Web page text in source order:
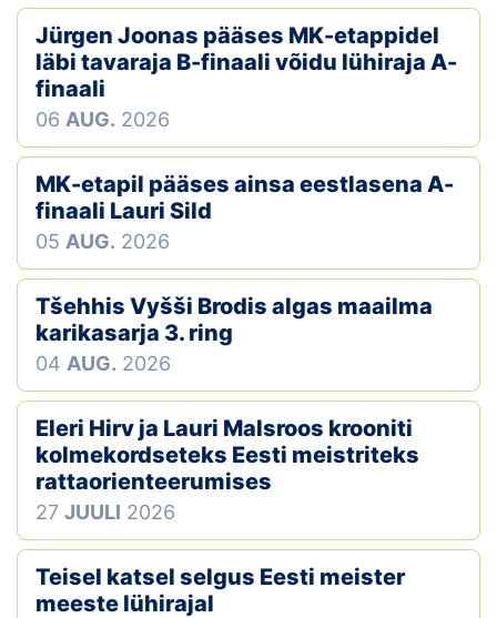
Jürgen Joonas pääses MK-etappidel
läbi tavaraja B-finaali võidu lühiraja A-
finaali
06 AUG. 2026
MK-etapil pääses ainsa eestlasena A-
finaali Lauri Sild
05 AUG. 2026
Tšehhis Vyšši Brodis algas maailma
karikasarja 3. ring
04 AUG. 2026
Eleri Hirv ja Lauri Malsroos krooniti
kolmekordseteks Eesti meistriteks
rattaorienteerumises
27 JUULI 2026
Teisel katsel selgus Eesti meister
meeste lühirajal